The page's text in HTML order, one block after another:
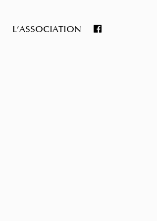
L’ASSOCIATION